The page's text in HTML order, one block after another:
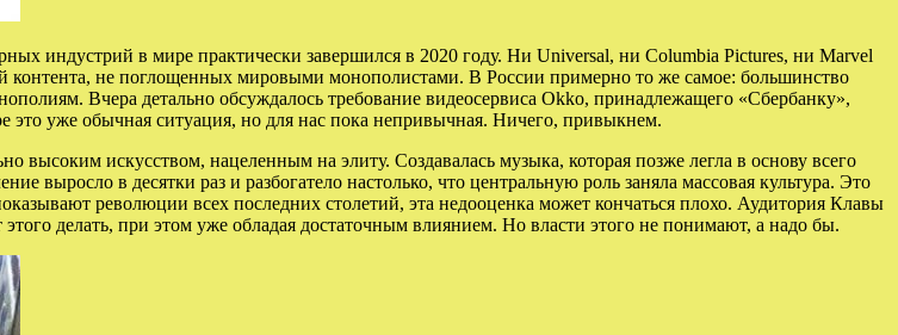
индустрий в мире практически завершился в 2020 году. Ни Universal, ни Columbia Pictures, ни Marvel
контента, не поглощенных мировыми монополистами. В России примерно то же самое: большинство
Вчера детально обсуждалось требование видеосервиса Okko, принадлежащего «Сбербанку»,
это уже обычная ситуация, но для нас пока непривычная. Ничего, привыкнем.
высоким искусством, нацеленным на элиту. Создавалась музыка, которая позже легла в основу всего
выросло в десятки раз и разбогатело настолько, что центральную роль заняла массовая культура. Это
революции всех последних столетий, эта недооценка может кончаться плохо. Аудитория Клавы
делать, при этом уже обладая достаточным влиянием. Но власти этого не понимают, а надо бы.